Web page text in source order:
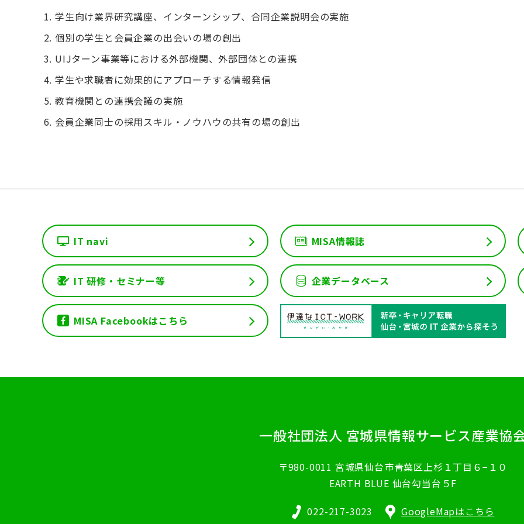
学生向け業界研究講座、インターンシップ、合同企業説明会の実施
個別の学生と会員企業の出会いの場の創出
UIJターン事業等における外部機関、外部団体との連携
学生や求職者に効果的にアプローチする情報発信
教育機関との連携会議の実施
会員企業同士の採用スキル・ノウハウの共有の場の創出
IT navi MISA情報誌
IT 研修・セミナー等 企業データベース
MISA Facebookはこちら
一般社団法人 宮城県情報サービス産業協
〒980-0011 宮城県仙台市青葉区上杉１丁目６−１０
EARTH BLUE 仙台勾当台５F
022-217-3023
GoogleMapはこちら